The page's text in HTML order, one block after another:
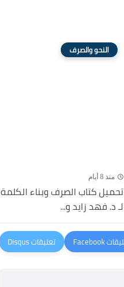
النحو والصرف
منذ 8 أيام
تحميل كتاب الصرف وبناء الكلمة
لـ د. فهد زايد و...